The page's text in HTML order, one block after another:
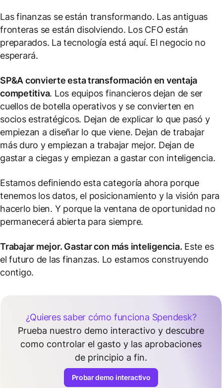
Las finanzas se están transformando. Las antiguas
fronteras se están disolviendo. Los CFO están
preparados. La tecnología está aquí. El negocio no
esperará.
SP&A convierte esta transformación en ventaja
competitiva. Los equipos financieros dejan de ser
cuellos de botella operativos y se convierten en
socios estratégicos. Dejan de explicar lo que pasó y
empiezan a diseñar lo que viene. Dejan de trabajar
más duro y empiezan a trabajar mejor. Dejan de
gastar a ciegas y empiezan a gastar con inteligencia.
Estamos definiendo esta categoría ahora porque
tenemos los datos, el posicionamiento y la visión para
hacerlo bien. Y porque la ventana de oportunidad no
permanecerá abierta para siempre.
Trabajar mejor. Gastar con más inteligencia. Este es
el futuro de las finanzas. Lo estamos construyendo
contigo.
¿Quieres saber cómo funciona Spendesk?
Prueba nuestro demo interactivo y descubre
como controlar el gasto y las aprobaciones
de principio a fin.
Probar demo interactivo